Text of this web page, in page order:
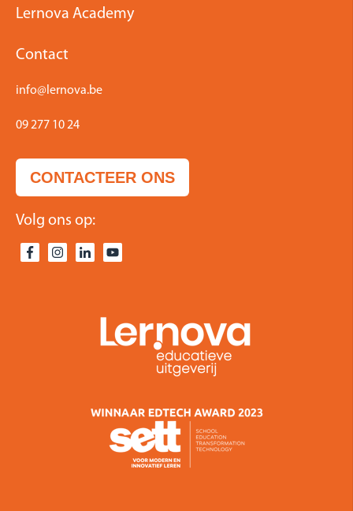
Lernova Academy
Contact
info@lernova.be
09 277 10 24
CONTACTEER ONS
Volg ons op: